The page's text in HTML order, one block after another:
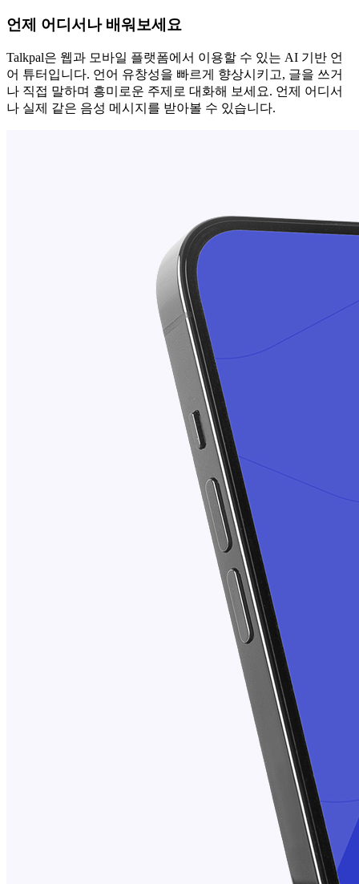
언제 어디서나 배워보세요
Talkpal은 웹과 모바일 플랫폼에서 이용할 수 있는 AI 기반 언
어 튜터입니다. 언어 유창성을 빠르게 향상시키고, 글을 쓰거
나 직접 말하며 흥미로운 주제로 대화해 보세요. 언제 어디서
나 실제 같은 음성 메시지를 받아볼 수 있습니다.